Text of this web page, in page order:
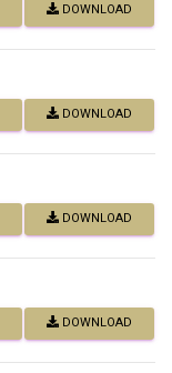
DOWNLOAD
DOWNLOAD
DOWNLOAD
DOWNLOAD